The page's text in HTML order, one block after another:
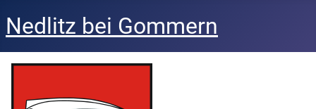
Nedlitz bei Gommern